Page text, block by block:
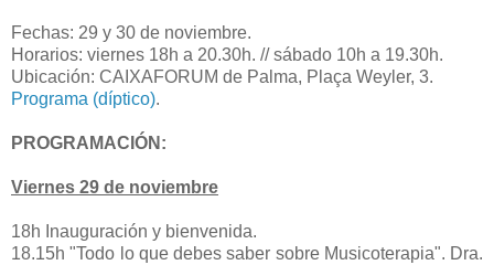
Fechas: 29 y 30 de noviembre.
Horarios: viernes 18h a 20.30h. // sábado 10h a 19.30h.
Ubicación: CAIXAFORUM de Palma, Plaça Weyler, 3.
Programa (díptico).
PROGRAMACIÓN:
Viernes 29 de noviembre
18h Inauguración y bienvenida.
18.15h "Todo lo que debes saber sobre Musicoterapia". Dra.